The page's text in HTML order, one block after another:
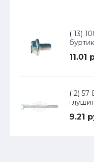
( 13)
11.01
( 2)
9.21